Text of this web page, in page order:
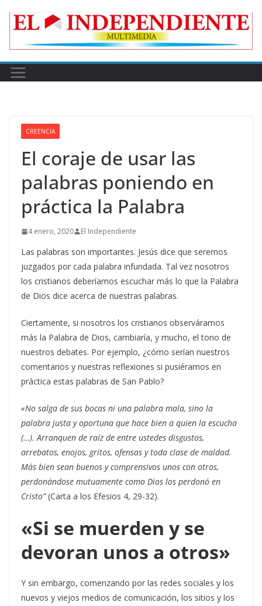
CREENCIA
El coraje de usar las
palabras poniendo en
práctica la Palabra
4 enero, 2020 El Independiente
Las palabras son importantes. Jesús dice que seremos
juzgados por cada palabra infundada. Tal vez nosotros
los cristianos deberíamos escuchar más lo que la Palabra
de Dios dice acerca de nuestras palabras.
Ciertamente, si nosotros los cristianos observáramos
más la Palabra de Dios, cambiaría, y mucho, el tono de
nuestros debates. Por ejemplo, ¿cómo serían nuestros
comentarios y nuestras reflexiones si pusiéramos en
práctica estas palabras de San Pablo?
«No salga de sus bocas ni una palabra mala, sino la
palabra justa y oportuna que hace bien a quien la escucha
(…). Arranquen de raíz de entre ustedes disgustos,
arrebatos, enojos, gritos, ofensas y toda clase de maldad.
Más bien sean buenos y comprensivos unos con otros,
perdonándose mutuamente como Dios los perdonó en
Cristo”(Carta a los Efesios 4, 29-32).
«Si se muerden y se
devoran unos a otros»
Y sin embargo, comenzando por las redes sociales y los
nuevos y viejos medios de comunicación, los sitios y los